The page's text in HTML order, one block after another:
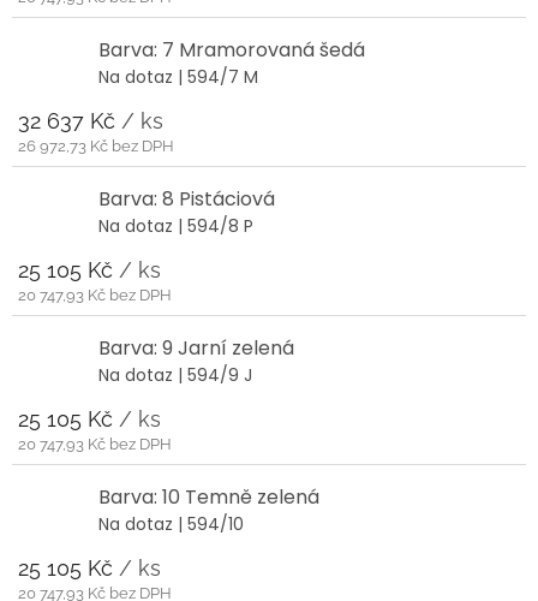
Barva: 7 Mramorovaná šedá
Na dotaz | 594/7 M
32 637 Kč / ks
26 972,73 Kč bez DPH
Barva: 8 Pistáciová
Na dotaz | 594/8 P
25 105 Kč / ks
20 747,93 Kč bez DPH
Barva: 9 Jarní zelená
Na dotaz | 594/9 J
25 105 Kč / ks
20 747,93 Kč bez DPH
Barva: 10 Temně zelená
Na dotaz | 594/10
25 105 Kč / ks
20 747,93 Kč bez DPH